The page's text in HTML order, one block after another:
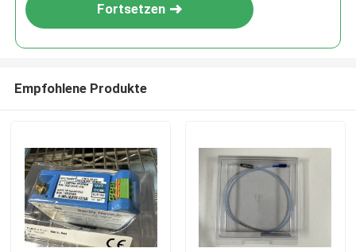
Fortsetzen
Empfohlene Produkte